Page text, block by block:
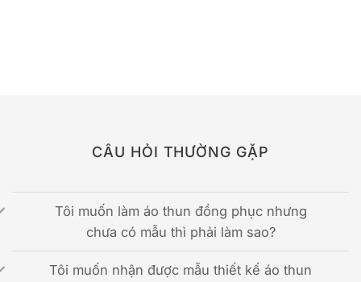
CÂU HỎI THƯỜNG GẶP
Tôi muốn làm áo thun đồng phục nhưng
chưa có mẫu thì phải làm sao?
Tôi muốn nhận được mẫu thiết kế áo thun